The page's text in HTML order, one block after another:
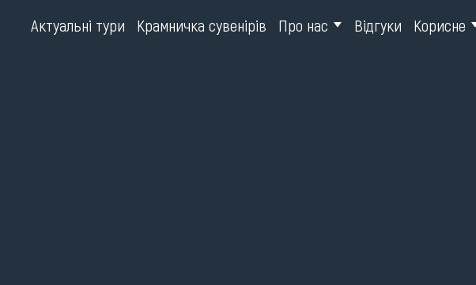
Актуальні тури Крамничка сувенірів Про нас Відгуки Корисне